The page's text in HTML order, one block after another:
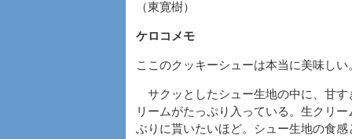
（東寛樹）
ケロコメモ
ここのクッキーシューは本当に美味しい
サクッとしたシュー生地の中に、甘す
リームがたっぷり入っている。生クリー
ぶりに貰いたいほど。シュー生地の食感